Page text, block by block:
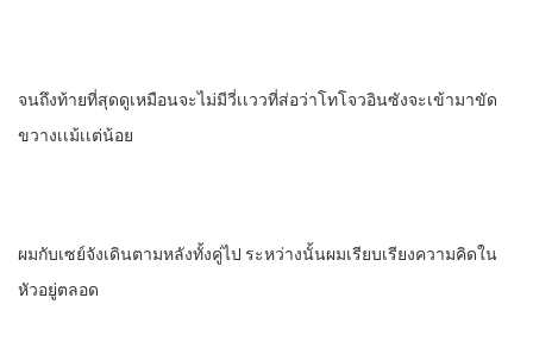
จนถึงท้ายที่สุดดูเหมือนจะไม่มีวี่เเววที่ส่อว่าโทโจวอิน​ซังจะเข้ามาขัด
ขวางเเม้เเต่น้อย
ผมกับเซย์จังเดินตามหลังทั้งคู่ไป​ ระหว่างนั้นผมเรียบเรียงความคิดใน
หัวอยู่ตลอด